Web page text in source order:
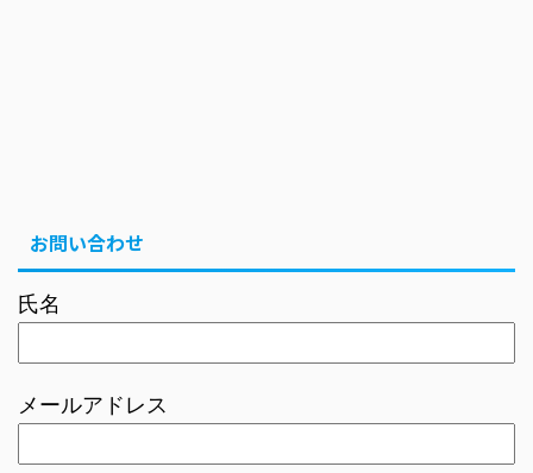
お問い合わせ
氏名
メールアドレス